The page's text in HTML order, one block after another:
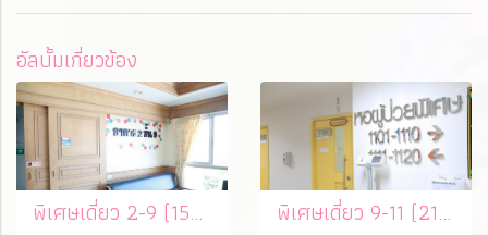
อัลบั้มเกี่ยวข้อง
พิเศษเดี่ยว 2-9 (1500) พิเศษเดี่ยว 9-11 (2100)